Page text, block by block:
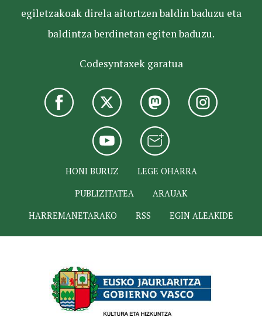
egiletzakoak direla aitortzen baldin baduzu eta
baldintza berdinetan egiten baduzu.
Codesyntaxek garatua
HONI BURUZ
LEGE OHARRA
PUBLIZITATEA
ARAUAK
HARREMANETARAKO
RSS EGIN ALEAKIDE